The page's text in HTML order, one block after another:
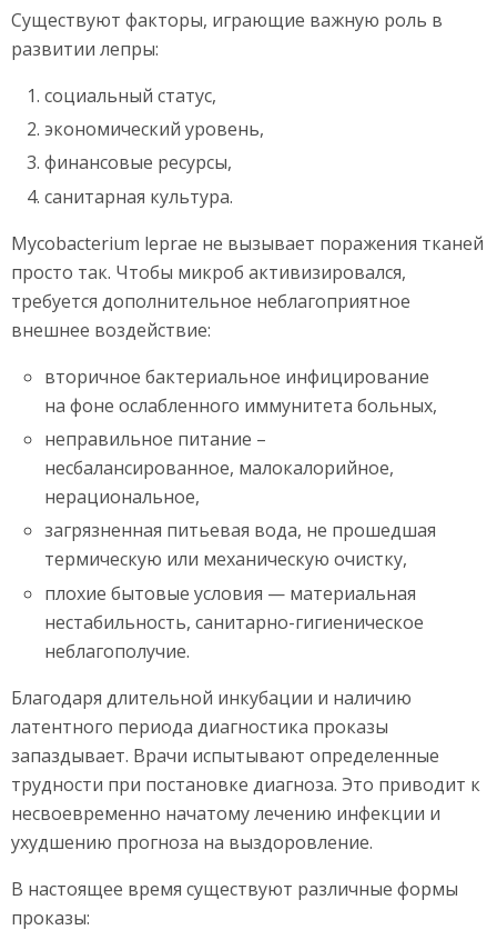
Существуют факторы, играющие важную роль в
развитии лепры:
социальный статус,
экономический уровень,
финансовые ресурсы,
санитарная культура.
Mycobacterium leprae не вызывает поражения тканей
просто так. Чтобы микроб активизировался,
требуется дополнительное неблагоприятное
внешнее воздействие:
вторичное бактериальное инфицирование
на фоне ослабленного иммунитета больных,
неправильное питание –
несбалансированное, малокалорийное,
нерациональное,
загрязненная питьевая вода, не прошедшая
термическую или механическую очистку,
плохие бытовые условия — материальная
нестабильность, санитарно-гигиеническое
неблагополучие.
Благодаря длительной инкубации и наличию
латентного периода диагностика проказы
запаздывает. Врачи испытывают определенные
трудности при постановке диагноза. Это приводит к
несвоевременно начатому лечению инфекции и
ухудшению прогноза на выздоровление.
В настоящее время существуют различные формы
проказы: